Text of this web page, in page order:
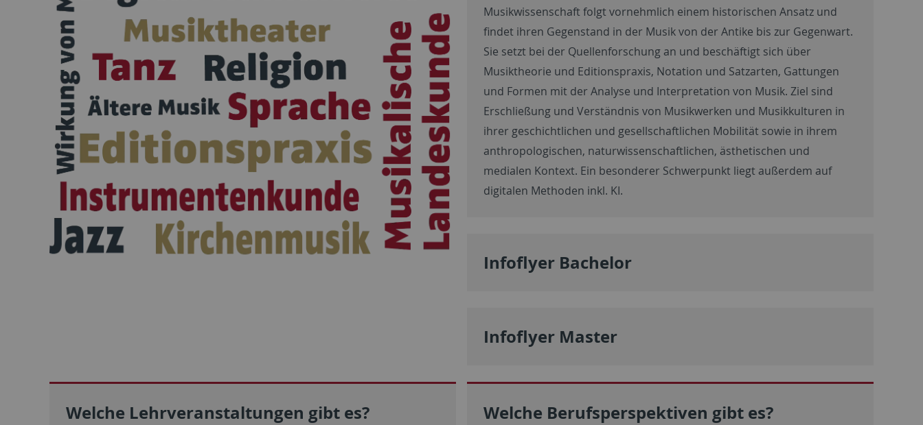
Musikwissenschaft folgt vornehmlich einem historischen Ansatz und
findet ihren Gegenstand in der Musik von der Antike bis zur Gegenwart.
Sie setzt bei der Quellenforschung an und beschäftigt sich über
Musiktheorie und Editionspraxis, Notation und Satzarten, Gattungen
und Formen mit der Analyse und Interpretation von Musik. Ziel sind
Erschließung und Verständnis von Musikwerken und Musikkulturen in
ihrer geschichtlichen und gesellschaftlichen Mobilität sowie in ihrem
anthropologischen, naturwissenschaftlichen, ästhetischen und
medialen Kontext. Ein besonderer Schwerpunkt liegt außerdem auf
digitalen Methoden inkl. KI.
Infoflyer Bachelor
Infoflyer Master
Welche Lehrveranstaltungen gibt es? Welche Berufsperspektiven gibt es?